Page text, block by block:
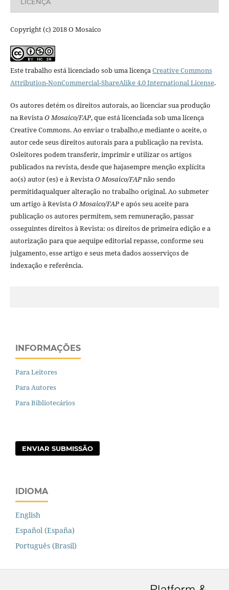
LICENÇA
Copyright (c) 2018 O Mosaico
Este trabalho está licenciado sob uma licençaCreative Commons
Attribution-NonCommercial-ShareAlike 4.0 International License.
Os autores detém os direitos autorais, ao licenciar sua produção
na RevistaO Mosaico/FAP, que está licenciada sob uma licença
Creative Commons. Ao enviar o trabalho,e mediante o aceite, o
autor cede seus direitos autorais para a publicação na revista.
Osleitores podem transferir, imprimir e utilizar os artigos
publicados na revista, desde que hajasempre menção explí­cita
ao(s) autor (es) e à RevistaO Mosaico/FAPnão sendo
permitidaqualquer alteração no trabalho original. Ao submeter
um artigo à RevistaO Mosaico/FAPe após seu aceite para
publicação os autores permitem, sem remuneração, passar
osseguintes direitos à Revista: os direitos de primeira edição e a
autorização para que aequipe editorial repasse, conforme seu
julgamento, esse artigo e seus meta dados aosserviços de
indexação e referência.
INFORMAÇÕES
Para Leitores
Para Autores
Para Bibliotecários
ENVIAR SUBMISSÃO
IDIOMA
English
Español (España)
Português (Brasil)